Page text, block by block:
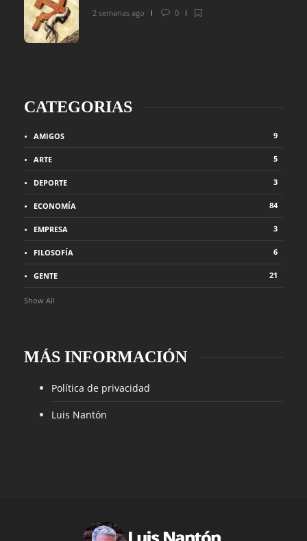
2 semanas ago
0
CATEGORIAS
AMIGOS 9
ARTE 5
DEPORTE 3
ECONOMÍA 84
EMPRESA 3
FILOSOFÍA 6
GENTE 21
Show All
MÁS INFORMACIÓN
Política de privacidad
Luis Nantón